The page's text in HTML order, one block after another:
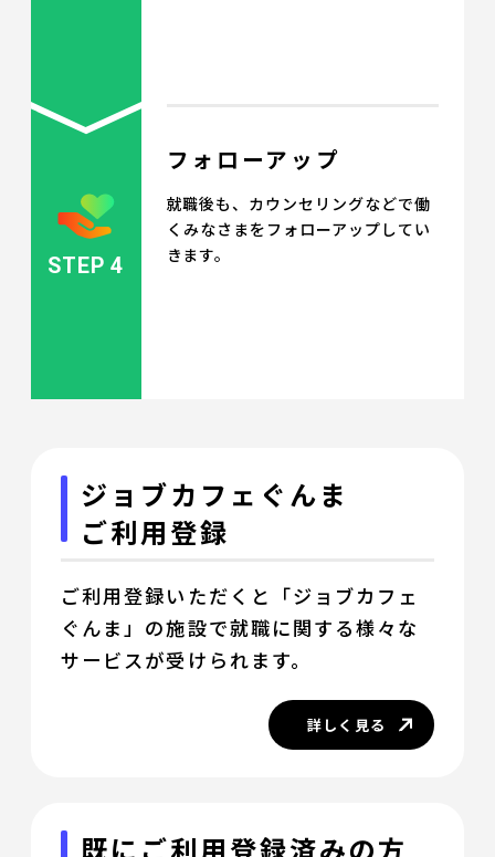
STEP 4
フォローアップ
就職後も、カウンセリングなどで働
くみなさまをフォローアップしてい
きます。
ジョブカフェぐんま
ご利用登録
ご利用登録いただくと「ジョブカフェ
ぐんま」の施設で就職に関する様々な
サービスが受けられます。
詳しく見る
既にご利用登録済みの方